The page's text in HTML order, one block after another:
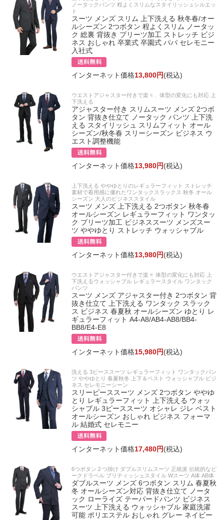
ノータックパンツ 程よくスリムなスタイリッシュシルエッ
ト
スーツ メンズ スリム 上下洗える 秋冬春/オー
ルシーズン 2つボタン 程よくスリム ノータッ
ク 総裏 背抜き プリーツ加工 ストレッチ ビジ
ネス おしゃれ 卒業式 卒園式 パパ セレモニー
入社式
インターネット価格13,800円(税込)
ウエストアジャスター付きで楽々、体型の変化にも対応 上
下洗える
アジャスター付き スリムスーツ メンズ 2つボ
タン 背抜き仕立て ノータック パンツ 上下洗
える スタイリッシュ スリムフィット オール
シーズン/秋冬春 スリーシーズン ビジネス ウ
エスト調整機能
インターネット価格13,980円(税込)
上下洗える ややゆとりのレギュラーフィット ストレッチ
素材で着用感に優れたワンタックスラックス 秋冬 オール
シーズン 大人のビジネススタイル
スーツ メンズ 上下洗える 2つボタン 秋冬春
オールシーズン レギュラーフィット ワンタッ
ク プリーツ加工 ビジネススーツ メンズスー
ツ ややゆとり ストレッチ ウォッシャブル
インターネット価格13,980円(税込)
ウエストアジャスター付きで楽々 体型の変化にも対応 上
下洗えるウォッシャブル レギュラースタイル ワンタック
パンツ
スーツ メンズ アジャスター付き 2つボタン 背
抜き仕立て 上下洗える ワンタック スラック
ス ビジネス 春夏秋 オールシーズン ゆとり レ
ギュラーフィット A4-A8/AB4-AB8/BB4-
BB8/E4-E8
インターネット価格15,980円(税込)
洗える 3ピーススーツ レギュラーフィット ワンタックパン
ツ ややゆとり 春夏秋冬 上下＆ベスト ウォッシャブル ビジ
ネス セレモニーシーン
スリーピーススーツ メンズ 2つボタン ややゆ
とり レギュラーフィット 上下洗える ウォッ
シャブル 3ピーススーツ オシャレ ジレ ベスト
オールシーズン おしゃれ ビジネス フォーマ
ル 結婚式 セレモニー
インターネット価格17,480円(税込)
6つボタン２つ掛け ダブルスリムスーツ 正統派 伝統的なピ
ークドラペル ブリティッシュスタイル Wスーツ A体 AB体
ダブルスーツ メンズ 6つボタン スリム 春夏秋
冬 オールシーズン対応 背抜き仕立て ノータ
ック ローライズ テーパードパンツ ビジネス
スーツ 上下洗える ウォッシャブル 家庭洗濯
可能 ポリエステル おしゃれ グレー ネイビー